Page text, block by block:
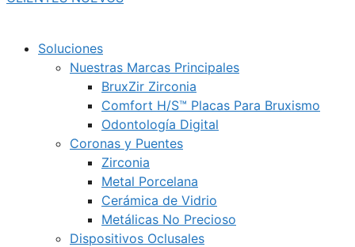
Soluciones
Nuestras Marcas Principales
BruxZir Zirconia
Comfort H/S™ Placas Para Bruxismo
Odontología Digital
Coronas y Puentes
Zirconia
Metal Porcelana
Cerámica de Vidrio
Metálicas No Precioso
Dispositivos Oclusales